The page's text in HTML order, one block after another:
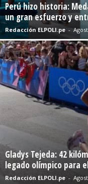
Perú hizo historia:
un gran esfuerzo y
Redacción ELPOLI.pe -
Gladys Tejeda: 42
legado olímpico para
Redacción ELPOLI.pe -